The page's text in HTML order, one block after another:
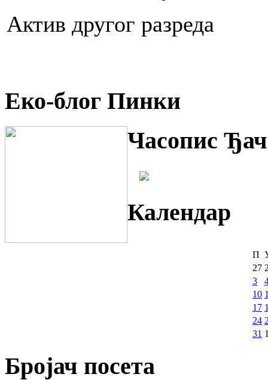
Актив другог разреда
Еко-блог Пинки
Часопис
Календар
П
27
3
10
17
24
31
Бројач посета